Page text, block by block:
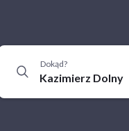
Dokąd?